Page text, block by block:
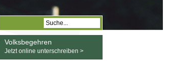
Volksbegehren
Jetzt online unterschreiben >